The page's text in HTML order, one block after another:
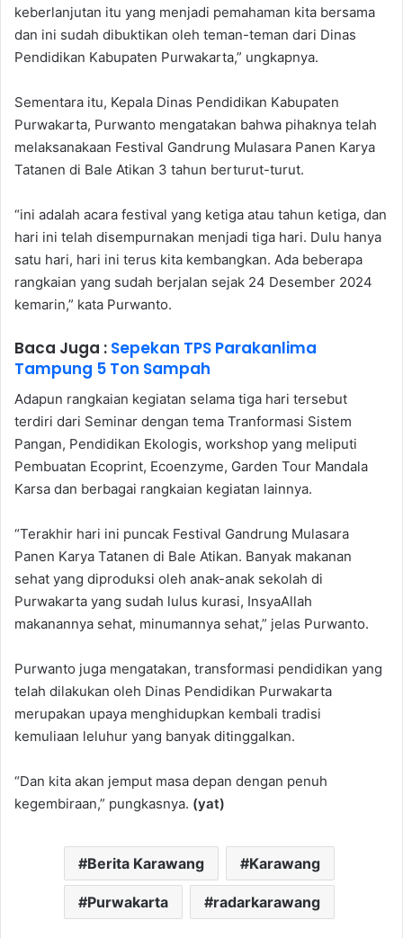
keberlanjutan itu yang menjadi pemahaman kita bersama
dan ini sudah dibuktikan oleh teman-teman dari Dinas
Pendidikan Kabupaten Purwakarta,” ungkapnya.
Sementara itu, Kepala Dinas Pendidikan Kabupaten
Purwakarta, Purwanto mengatakan bahwa pihaknya telah
melaksanakaan Festival Gandrung Mulasara Panen Karya
Tatanen di Bale Atikan 3 tahun berturut-turut.
“ini adalah acara festival yang ketiga atau tahun ketiga, dan
hari ini telah disempurnakan menjadi tiga hari. Dulu hanya
satu hari, hari ini terus kita kembangkan. Ada beberapa
rangkaian yang sudah berjalan sejak 24 Desember 2024
kemarin,” kata Purwanto.
Baca Juga : Sepekan TPS Parakanlima
Tampung 5 Ton Sampah
Adapun rangkaian kegiatan selama tiga hari tersebut
terdiri dari Seminar dengan tema Tranformasi Sistem
Pangan, Pendidikan Ekologis, workshop yang meliputi
Pembuatan Ecoprint, Ecoenzyme, Garden Tour Mandala
Karsa dan berbagai rangkaian kegiatan lainnya.
“Terakhir hari ini puncak Festival Gandrung Mulasara
Panen Karya Tatanen di Bale Atikan. Banyak makanan
sehat yang diproduksi oleh anak-anak sekolah di
Purwakarta yang sudah lulus kurasi, InsyaAllah
makanannya sehat, minumannya sehat,” jelas Purwanto.
Purwanto juga mengatakan, transformasi pendidikan yang
telah dilakukan oleh Dinas Pendidikan Purwakarta
merupakan upaya menghidupkan kembali tradisi
kemuliaan leluhur yang banyak ditinggalkan.
“Dan kita akan jemput masa depan dengan penuh
kegembiraan,” pungkasnya. (yat)
Berita Karawang Karawang
Purwakarta radarkarawang